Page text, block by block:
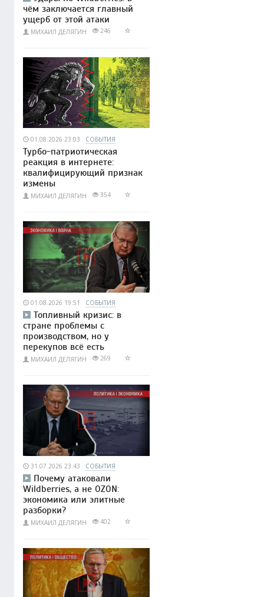
чём заключается главный
ущерб от этой атаки
МИХАИЛ ДЕЛЯГИН 246
01.08.2026 23:03 СОБЫТИЯ
Турбо-патриотическая
реакция в интернете:
квалифицирующий признак
измены
МИХАИЛ ДЕЛЯГИН 354
01.08.2026 19:51 СОБЫТИЯ
Топливный кризис: в
стране проблемы с
производством, но у
перекупов всё есть
МИХАИЛ ДЕЛЯГИН 269
31.07.2026 23:43 СОБЫТИЯ
Почему атаковали
Wildberries, а не OZON:
экономика или элитные
разборки?
МИХАИЛ ДЕЛЯГИН 402